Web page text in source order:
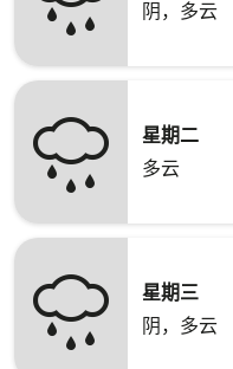
阴，多云
星期二
多云
星期三
阴，多云